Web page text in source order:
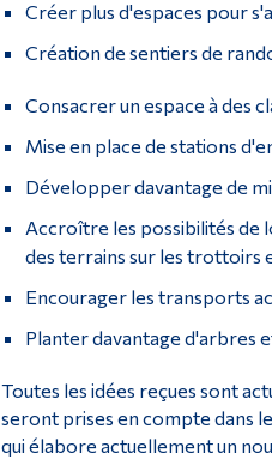
Créer plus d'espaces pour
Création de sentiers de
Consacrer un espace à des
Mise en place de stations
Développer davantage de
Accroître les possibilités de
des terrains sur les trottoirs
Encourager les transports
Planter davantage d'arbres
Toutes les idées reçues sont
seront prises en compte dans
qui élabore actuellement un